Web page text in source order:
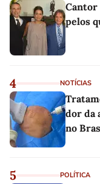
Cantor
pelos
4 NOTÍCIAS
dor da
no
5 POLÍTICA